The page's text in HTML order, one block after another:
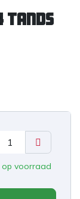
tands
op voorraad